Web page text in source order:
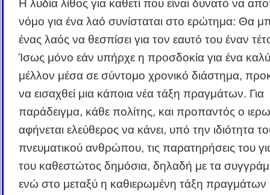
Η λυδία λίθος για καθετί που είναι δυνατό να
νόμο για ένα λαό συνίσταται στο ερώτημα: Θα
ένας λαός να θεσπίσει για τον εαυτό του έναν
Ίσως μόνο εάν υπήρχε η προσδοκία για ένα
μέλλον μέσα σε σύντομο χρονικό διάστημα,
να εισαχθεί μια κάποια νέα τάξη πραγμάτων. Για
παράδειγμα, κάθε πολίτης, και προπαντός ο
αφήνεται ελεύθερος να κάνει, υπό την ιδιότητα
πνευματικού ανθρώπου, τις παρατηρήσεις του
του καθεστώτος δημόσια, δηλαδή με τα
ενώ στο μεταξύ η καθιερωμένη τάξη πραγμάτων